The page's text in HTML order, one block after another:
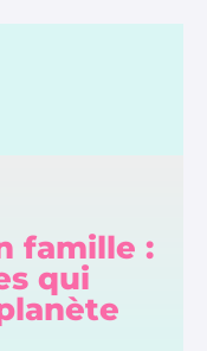
famille :
qui